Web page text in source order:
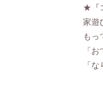
★『
家遊
もっ
「
「